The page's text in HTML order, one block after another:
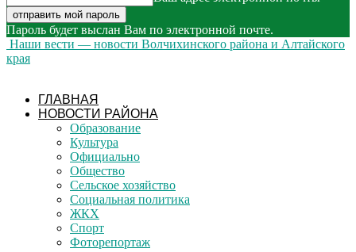
Пароль будет выслан Вам по электронной почте.
Наши вести — новости Волчихинского района и Алтайского
края
ГЛАВНАЯ
НОВОСТИ РАЙОНА
Образование
Культура
Официально
Общество
Сельское хозяйство
Социальная политика
ЖКХ
Спорт
Фоторепортаж